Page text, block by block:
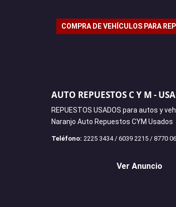
COMPRA DE VEHÍCULOS PARA
AUTO REPUESTOS C Y M -
REPUESTOS USADOS para autos y
Naranjo Auto Repuestos CYM Usados
Teléfono: 2225 3434 / 6039 2215 / 8770
Ver Anuncio